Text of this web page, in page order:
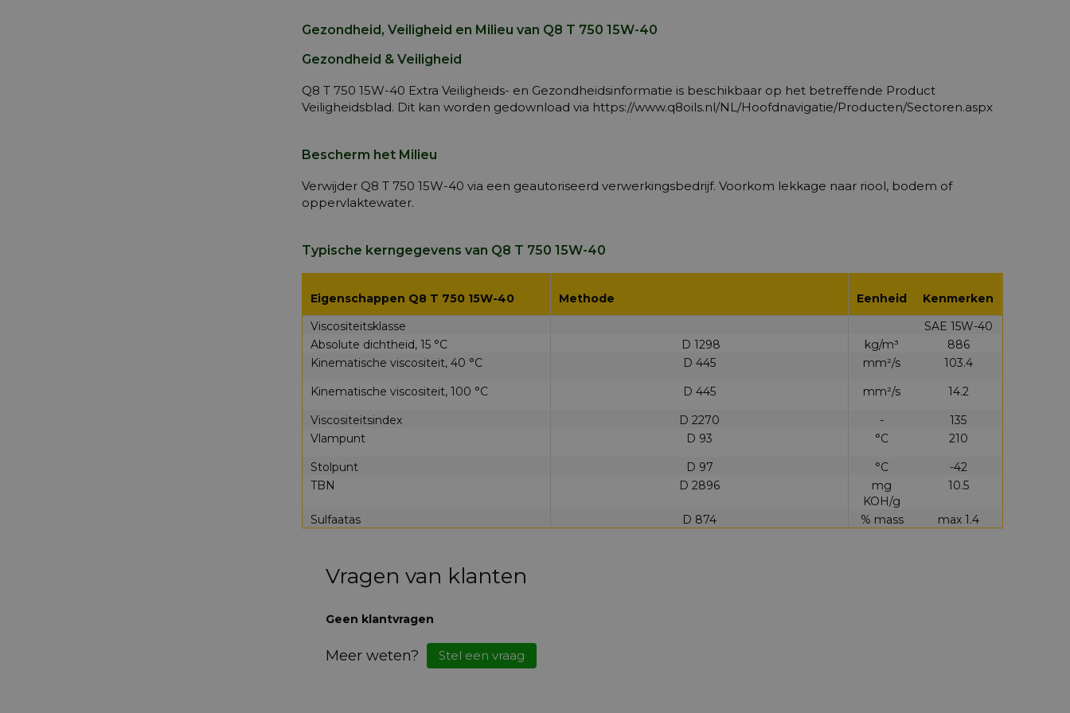
Gezondheid, Veiligheid en Milieu van Q8 T 750 15W-40
Gezondheid & Veiligheid
Q8 T 750 15W-40 Extra Veiligheids- en Gezondheidsinformatie is beschikbaar op het betreffende Product
Veiligheidsblad. Dit kan worden gedownload via https://www.q8oils.nl/NL/Hoofdnavigatie/Producten/Sectoren.aspx
Bescherm het Milieu
Verwijder Q8 T 750 15W-40 via een geautoriseerd verwerkingsbedrijf. Voorkom lekkage naar riool, bodem of
oppervlaktewater.
Typische kerngegevens van Q8 T 750 15W-40
Eigenschappen Q8 T 750 15W-40 Methode Eenheid
Kenmerken
Viscositeitsklasse
SAE 15W-40
Absolute dichtheid, 15 °C
D 1298 kg/m³
886
Kinematische viscositeit, 40 °C
D 445 mm²/s
103.4
Kinematische viscositeit, 100 °C
D 445 mm²/s
14.2
Viscositeitsindex
D 2270 -
135
Vlampunt
D 93 °C
210
Stolpunt
D 97 °C
-42
TBN
D 2896
mg
KOH/g
10.5
Sulfaatas D 874 % mass max 1.4
Vragen van klanten
Geen klantvragen
Meer weten? Stel een vraag